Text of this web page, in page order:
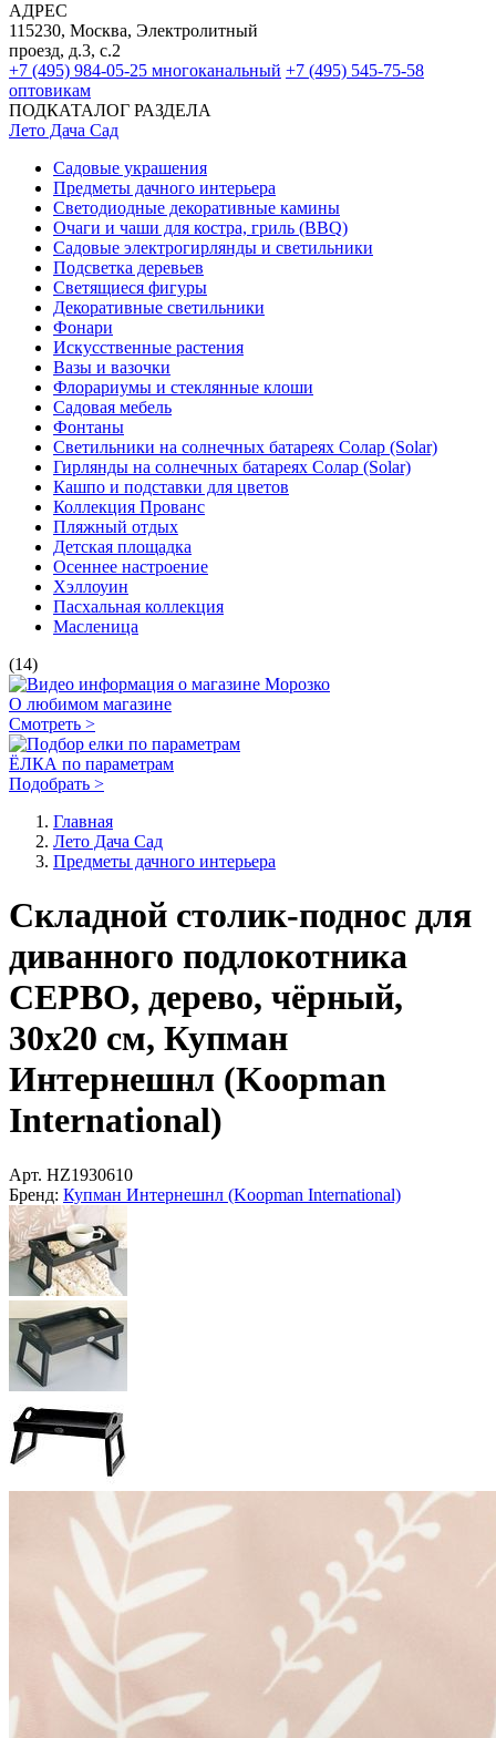
АДРЕС
115230, Москва, Электролитный
проезд, д.3, с.2
+7 (495) 984-05-25 многоканальный +7 (495) 545-75-58
оптовикам
ПОДКАТАЛОГ РАЗДЕЛА
Лето Дача Сад
Садовые украшения
Предметы дачного интерьера
Светодиодные декоративные камины
Очаги и чаши для костра, гриль (BBQ)
Садовые электрогирлянды и светильники
Подсветка деревьев
Светящиеся фигуры
Декоративные светильники
Фонари
Искусственные растения
Вазы и вазочки
Флорариумы и стеклянные клоши
Садовая мебель
Фонтаны
Светильники на солнечных батареях Солар (Solar)
Гирлянды на солнечных батареях Солар (Solar)
Кашпо и подставки для цветов
Коллекция Прованс
Пляжный отдых
Детская площадка
Осеннее настроение
Хэллоуин
Пасхальная коллекция
Масленица
(14)
О любимом магазине
Смотреть >
ЁЛКА по параметрам
Подобрать >
Главная
Лето Дача Сад
Предметы дачного интерьера
Складной столик-поднос для
диванного подлокотника
СЕРВО, дерево, чёрный,
30х20 см, Купман
Интернешнл (Koopman
International)
Арт. HZ1930610
Бренд: Купман Интернешнл (Koopman International)